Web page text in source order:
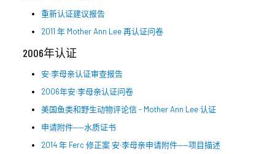
重新认证建议报告
2011 年 Mother Ann Lee 再认证问卷
2006年认证
安·李母亲认证审查报告
2006年安·李母亲认证问卷
美国鱼类和野生动物评论信 - Mother Ann Lee 认证
申请附件——水质证书
2014 年 Ferc 修正案 安·李母亲申请附件——项目描述